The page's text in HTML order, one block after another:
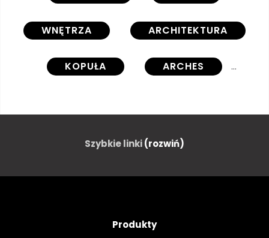
WNĘTRZA ARCHITEKTURA
KOPUŁA ARCHES
Szybkie linki(rozwiń)
Produkty